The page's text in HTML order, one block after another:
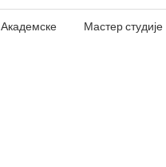
Академске Мастер студије